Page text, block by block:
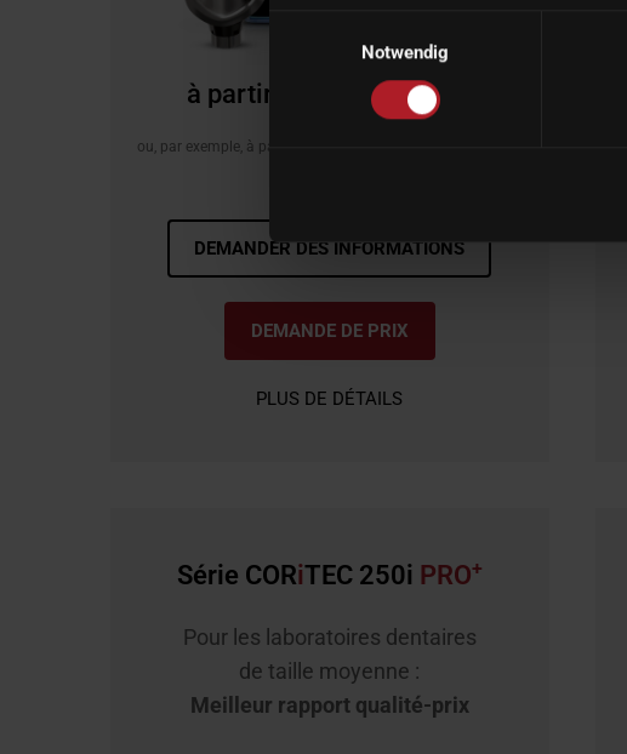
Einwilligungsauswahl
Notwendig
à partir de 27.950,00 €*
ou, par exemple, à partir de 536,64 € / mois pour un bail de
DEMANDER DES INFORMATIONS
DEMANDE DE PRIX
PLUS DE DÉTAILS
Série CORiTEC 250i PRO+
Pour les laboratoires dentaires
de taille moyenne :
Meilleur rapport qualité-prix